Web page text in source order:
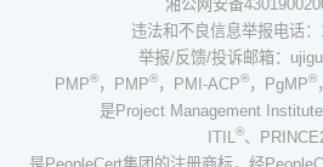
湘公网安备
违法和不良信息举报电话
举报/反馈/投诉邮箱：
PMP®，PMP®，PMI-ACP®，PgMP®
是Project Management
ITIL ®、